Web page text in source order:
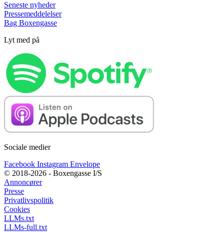
Seneste nyheder
Pressemeddelelser
Bag Boxengasse
Lyt med på
Sociale medier
Facebook Instagram Envelope
© 2018-2026 - Boxengasse I/S
Annoncører
Presse
Privatlivspolitik
Cookies
LLMs.txt
LLMs-full.txt